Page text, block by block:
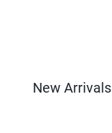
New Arrivals